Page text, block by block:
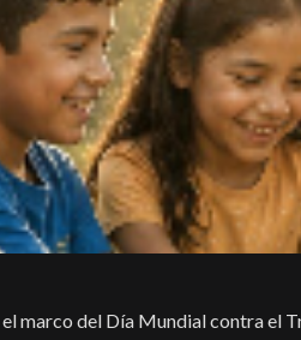
marco del Día Mundial contra el